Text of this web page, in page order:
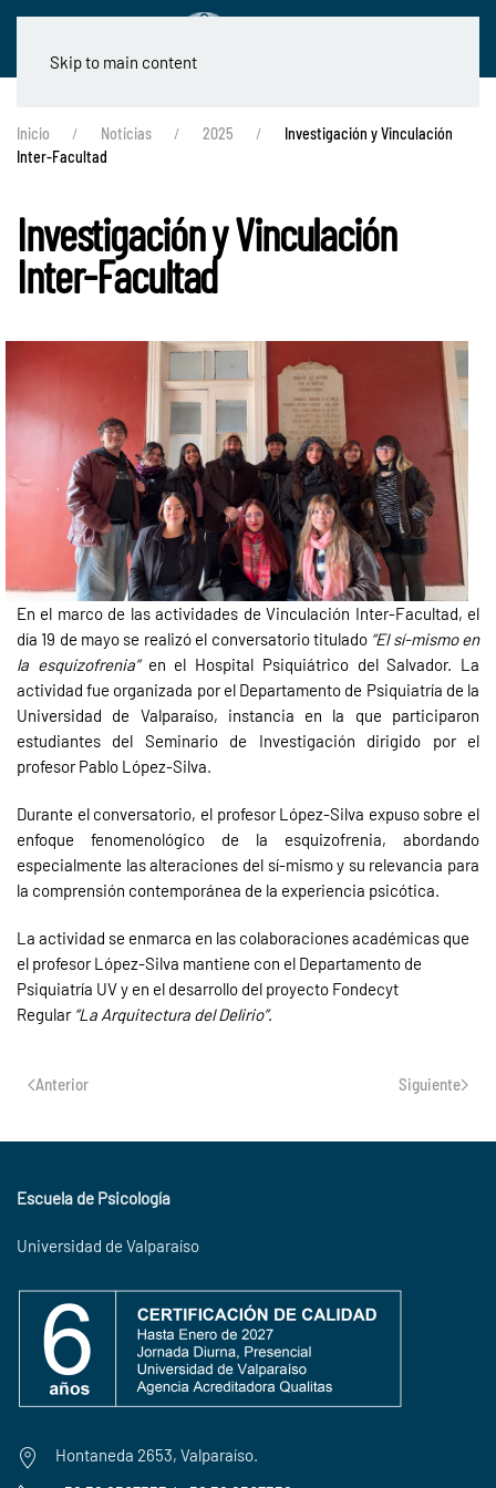
Skip to main content
Inicio Noticias 2025
Investigación y Vinculación
Inter-Facultad
Investigación y Vinculación
Inter-Facultad
En el marco de las actividades de Vinculación Inter-Facultad, el
día 19 de mayo se realizó el conversatorio titulado “El sí-mismo en
la esquizofrenia”en el Hospital Psiquiátrico del Salvador. La
actividad fue organizada por el Departamento de Psiquiatría de la
Universidad de Valparaíso, instancia en la que participaron
estudiantes del Seminario de Investigación dirigido por el
profesor Pablo López-Silva.
Durante el conversatorio, el profesor López-Silva expuso sobre el
enfoque fenomenológico de la esquizofrenia, abordando
especialmente las alteraciones del sí-mismo y su relevancia para
la comprensión contemporánea de la experiencia psicótica.
La actividad se enmarca en las colaboraciones académicas que
el profesor López-Silva mantiene con el Departamento de
Psiquiatría UV y en el desarrollo del proyecto Fondecyt
Regular “La Arquitectura del Delirio”.
Anterior Siguiente
Escuela de Psicología
Universidad de Valparaíso
Hontaneda 2653, Valparaíso.